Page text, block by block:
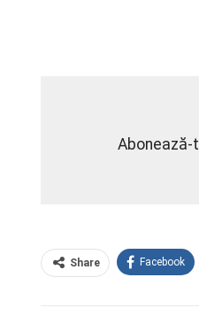
Abonează-
Share Facebook